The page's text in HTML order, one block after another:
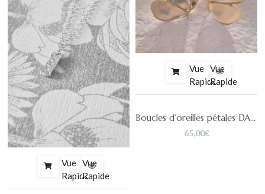
Vue
Rapide
Vue
Rapide
Vue
Rapide
Vue
Rapide
Boucles d’oreilles pétales DAPHNÉ
65,00€